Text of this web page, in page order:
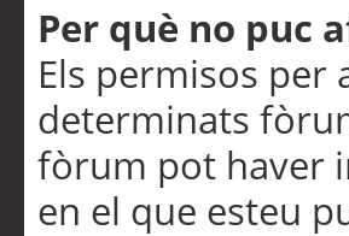
Per què no puc
Els permisos per
determinats
fòrum pot haver
en el que esteu